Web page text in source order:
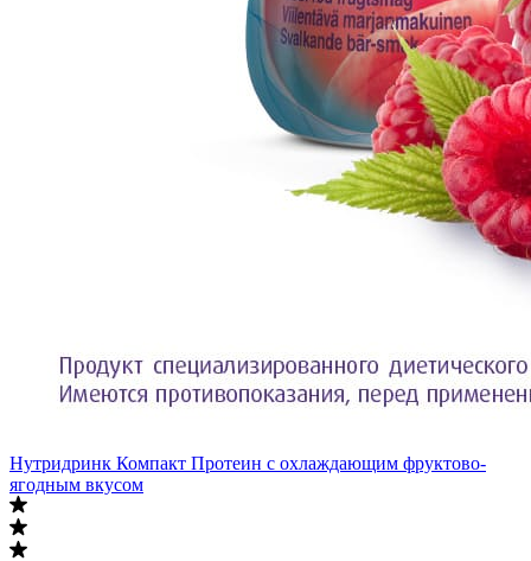
Нутридринк Компакт Протеин с охлаждающим фруктово-
ягодным вкусом